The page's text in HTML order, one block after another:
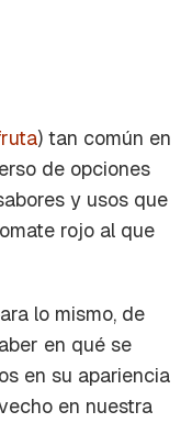
) tan común en
de opciones
y usos que
rojo al que
lo mismo, de
en qué se
en su apariencia
en nuestra